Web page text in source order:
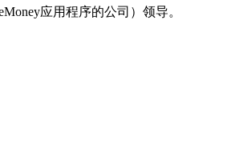
应用程序的公司）领导。